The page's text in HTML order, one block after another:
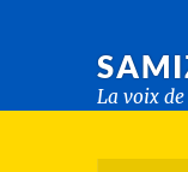
La voix